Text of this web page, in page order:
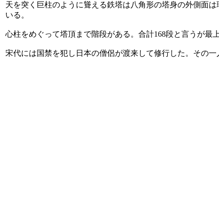
天を突く巨柱のように聳える鉄塔は八角形の塔身の外側面
いる。
心柱をめぐって塔頂まで階段がある。合計168段と言うが
宋代には国禁を犯し日本の僧侶が渡来して修行した。その